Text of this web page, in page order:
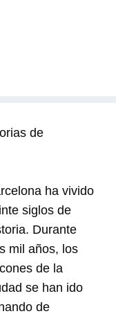
de
ha vivido
siglos de
Durante
mil años, los
de la
se han ido
de